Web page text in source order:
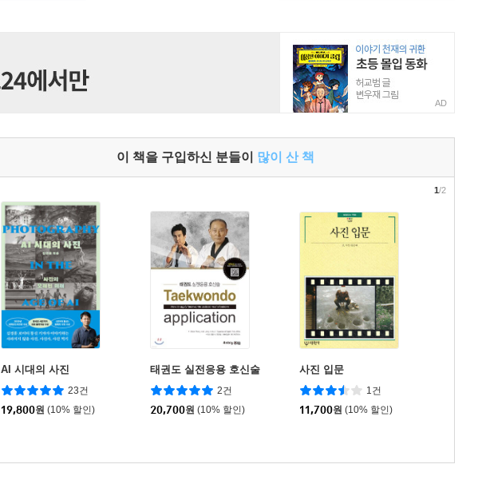
AD
이 책을 구입하신 분들이 많이 산 책
AI 시대의 사진
23건
19,800원 (10% 할인)
태권도 실전응용 호신술
2건
20,700원 (10% 할인)
사진 입문
1건
11,700원 (10% 할인)
1/2